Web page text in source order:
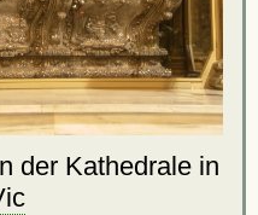
der Kathedrale in